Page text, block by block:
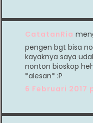
CatatanRia
pengen bgt bisa
kayaknya saya
nonton bioskop
*alesan* :P
6 Februari 2017